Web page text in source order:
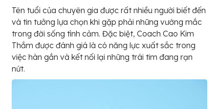
Tên tuổi của chuyên gia được rất nhiều người biết đến
và tin tưởng lựa chọn khi gặp phải những vướng mắc
trong đời sống tình cảm. Đặc biệt, Coach Cao Kim
Thắm được đánh giá là có năng lực xuất sắc trong
việc hàn gắn và kết nối lại những trái tim đang rạn
nứt.